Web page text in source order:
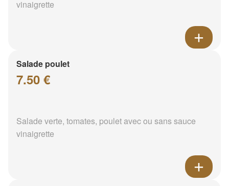
vinaigrette
Salade poulet
7.50 €
Salade verte, tomates, poulet avec ou sans sauce
vinaigrette